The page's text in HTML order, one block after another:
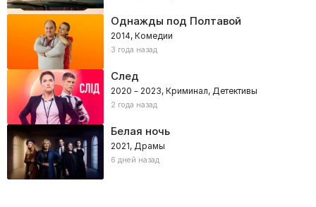
Однажды под Полтавой
2014, Комедии
3 года назад
След
2020 – 2023, Криминал, Детективы
2 года назад
Белая ночь
2021, Драмы
6 дней назад